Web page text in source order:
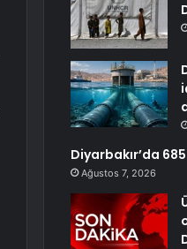
Diyarbakır’da
Ağustos 7, 2026